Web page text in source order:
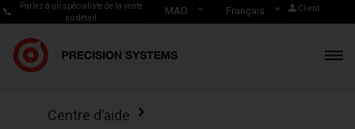
Parlez à un spécialiste de la vente
au détail
MAD Français Client
Centre d’aide